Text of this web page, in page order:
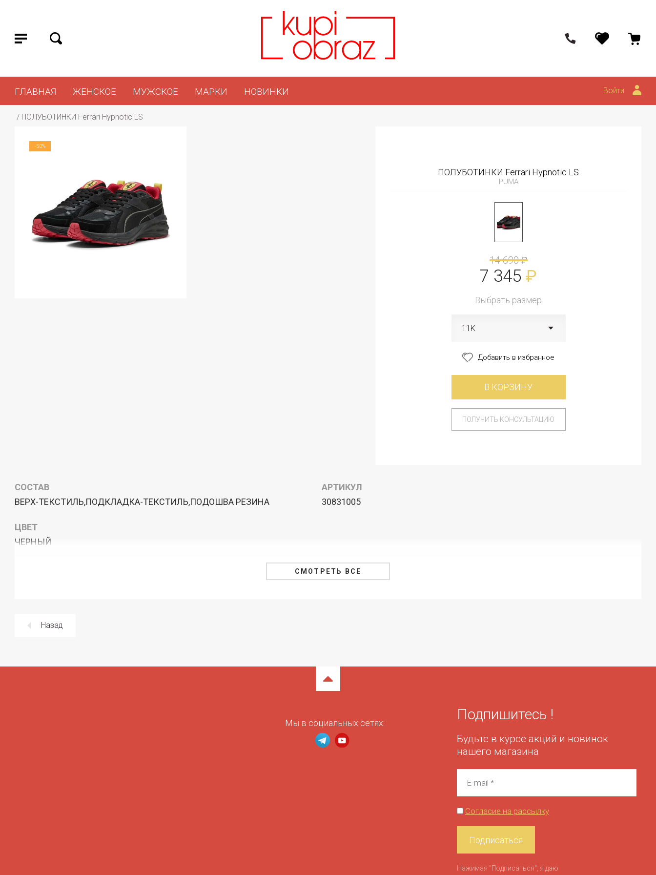
ГЛАВНАЯ ЖЕНСКОЕ МУЖСКОЕ МАРКИ НОВИНКИ Войти
/ ПОЛУБОТИНКИ Ferrari Hypnotic LS
-50%
ПОЛУБОТИНКИ Ferrari Hypnotic LS
PUMA
14 690 ₽
7 345 ₽
Выбрать размер
11K
Добавить в избранное
В КОРЗИНУ
ПОЛУЧИТЬ КОНСУЛЬТАЦИЮ
АРТИКУЛ
30831005
ЦВЕТ
ЧЕРНЫЙ
СОСТАВ
ВЕРХ-ТЕКСТИЛЬ,ПОДКЛАДКА-ТЕКСТИЛЬ,ПОДОШВА РЕЗИНА
СМОТРЕТЬ ВСЕ
Назад
Подпишитесь !
Будьте в курсе акций и новинок
нашего магазина
Согласие на рассылку
Подписаться
Нажимая "Подписаться", я даю
Мы в социальных сетях: